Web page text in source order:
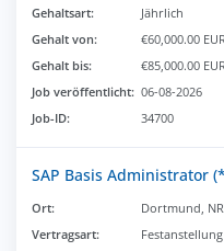
Gehaltsart:
Jährlich
Gehalt von:
€60,000.00
Gehalt bis:
€85,000.00
Job veröffentlicht: 06-08-2026
Job-ID:
34700
SAP Basis Administrator
Ort:
Dortmund,
Vertragsart:
Festanstellung